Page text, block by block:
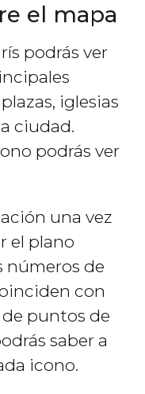
el mapa
podrás ver
iglesias
ciudad.
podrás ver
una vez
el plano
números de
con
puntos de
saber a
icono.